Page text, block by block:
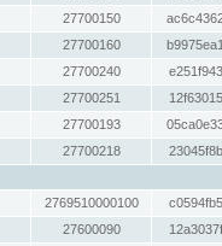
27700150
27700160
27700240
27700251
27700193
27700218
2769510000100
27600090